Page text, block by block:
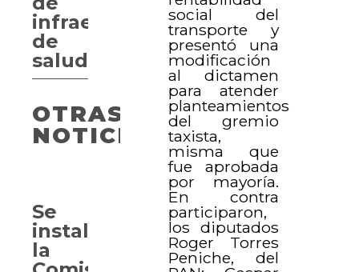
social del
transporte y
presentó una
modificación
al dictamen
para atender
planteamientos
del gremio
taxista,
misma que
fue aprobada
por mayoría.
En contra
participaron,
los diputados
Roger Torres
Peniche, del
infraestructura
de
salud
OTRAS
NOTICIAS
Se
instala
la